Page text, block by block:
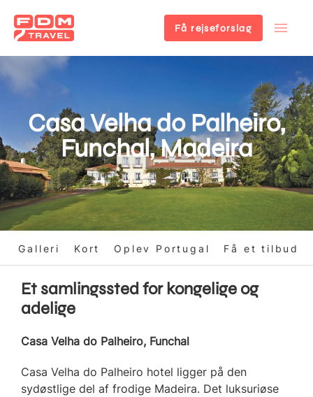
til
Få rejseforslag
Casa Velha do Palheiro,
Funchal, Madeira
Galleri Kort Oplev Portugal Få et tilbud
Et samlingssted for kongelige og
adelige
Casa Velha do Palheiro, Funchal
Casa Velha do Palheiro hotel ligger på den
sydøstlige del af frodige Madeira. Det luksuriøse